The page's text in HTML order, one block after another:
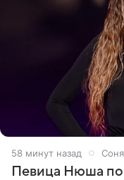
58 минут назад
Певица Нюша